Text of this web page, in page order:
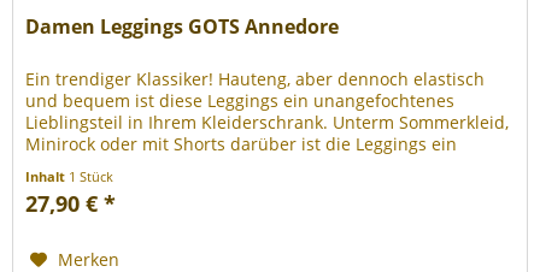
Damen Leggings GOTS Annedore
Ein trendiger Klassiker! Hauteng, aber dennoch elastisch
und bequem ist diese Leggings ein unangefochtenes
Lieblingsteil in Ihrem Kleiderschrank. Unterm Sommerkleid,
Minirock oder mit Shorts darüber ist die Leggings ein
Inhalt 1 Stück
27,90 € *
Merken